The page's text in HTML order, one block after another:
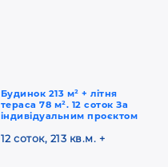
Будинок 213 м² + літня
тераса 78 м². 12 соток За
індивідуальним проєктом
12 соток, 213 кв.м. +